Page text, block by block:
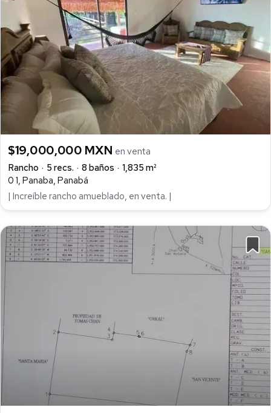
$19,000,000 MXN en venta
Rancho
5 recs. 8 baños
1,835 m²
0 1, Panaba, Panabá
| Increíble rancho amueblado, en venta. |